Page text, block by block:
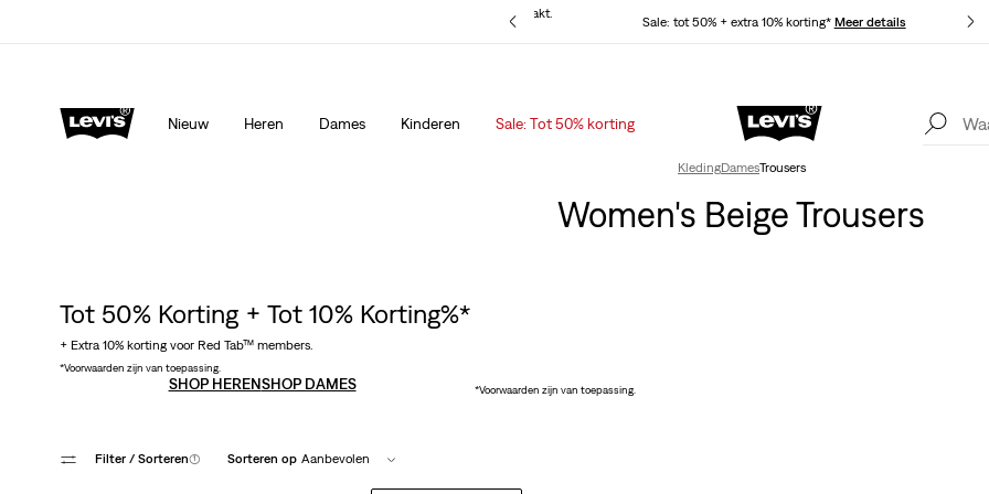
Sale: tot 50% + extra 10% korting* Meer details
Levi's App. Het beste van Levi’s®, speciaal voor jou op maat gemaakt.
Nieuw Heren Dames Kinderen Sale: Tot 50% korting
Levi's App. Het beste van Levi’s®, speciaal voor jou op maat gemaakt.
Meer details
KledingDamesTrousers
Women's Beige Trousers
Tot 50% Korting + Tot 10% Korting%*
+ Extra 10% korting voor Red Tab™ members.
*Voorwaarden zijn van toepassing.
SHOP HERENSHOP DAMES *Voorwaarden zijn van toepassing.
Filter / Sorteren(1) Sorteren op Aanbevolen